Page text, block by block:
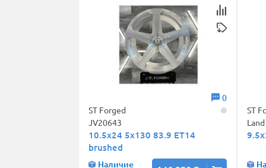
0
ST Forged
JV20643
10.5x24 5x130 83.9 ET14
brushed
Наличие
ST